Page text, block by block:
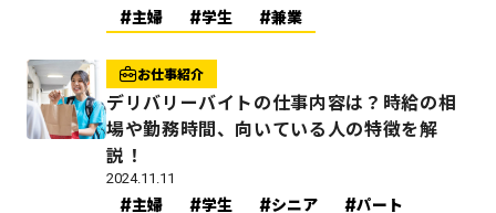
主婦 学生 兼業
お仕事紹介
デリバリーバイトの仕事内容は？時給の相
場や勤務時間、向いている人の特徴を解
説！
2024.11.11
主婦 学生 シニア
パート